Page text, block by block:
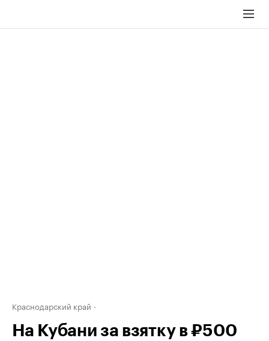
Краснодарский край
На Кубани за взятку в ₽500